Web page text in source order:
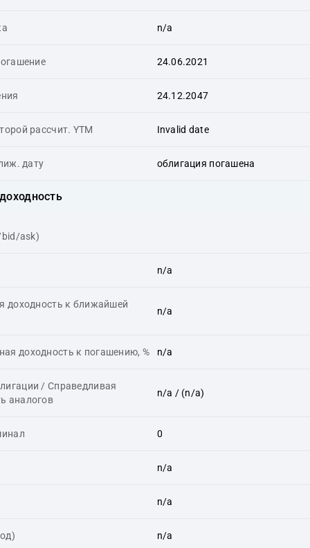
n/a
24.06.2021
24.12.2047
рассчит. YTM Invalid date
дату облигация погашена
ask)
n/a
доходность к ближайшей
n/a
доходность к погашению, % n/a
/ Справедливая
аналогов
n/a / (n/a)
0
n/a
n/a
n/a